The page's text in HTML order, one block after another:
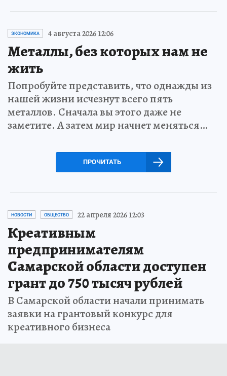
ЭКОНОМИКА 4 августа 2026 12:06
Металлы, без которых нам не
жить
Попробуйте представить, что однажды из
нашей жизни исчезнут всего пять
металлов. Сначала вы этого даже не
заметите. А затем мир начнет меняться…
ПРОЧИТАТЬ
НОВОСТИ ОБЩЕСТВО 22 апреля 2026 12:03
Креативным
предпринимателям
Самарской области доступен
грант до 750 тысяч рублей
В Самарской области начали принимать
заявки на грантовый конкурс для
креативного бизнеса